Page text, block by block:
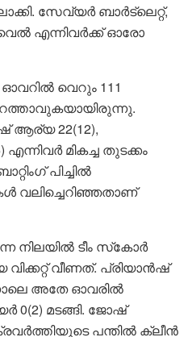
സേവ്യർ ബാർട്‌ലെറ്റ്,
എന്നിവർക്ക് ഓരോ
വെറും 111
ആര്യ 22(12),
എന്നിവർ മികച്ച തുടക്കം
പിച്ചിൽ
വലിച്ചെറിഞ്ഞതാണ്
നിലയിൽ ടീം സ്‌കോർ
വീണത്. പ്രിയാൻഷ്
അതേ ഓവരിൽ
മടങ്ങി. ജോഷ്
പന്തിൽ ക്ലീൻ